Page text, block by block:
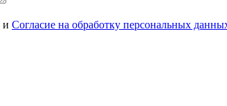
и Согласие на обработку персональных